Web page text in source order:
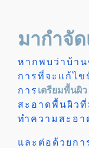
มากำจัด
หากพบว่าบ้าน
การที่จะแก้ไข
การ เตรียมพื้นผิ
สะอาดพื้นผิวที่
ทำความสะอา
และต่อด้วยกา